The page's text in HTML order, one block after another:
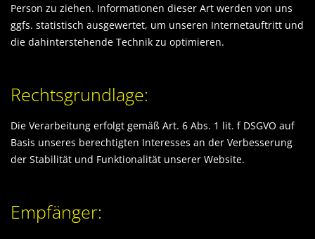
Person zu ziehen. Informationen dieser Art werden von uns
ggfs. statistisch ausgewertet, um unseren Internetauftritt und
die dahinterstehende Technik zu optimieren.
Rechtsgrundlage:
Die Verarbeitung erfolgt gemäß Art. 6 Abs. 1 lit. f DSGVO auf
Basis unseres berechtigten Interesses an der Verbesserung
der Stabilität und Funktionalität unserer Website.
Empfänger: